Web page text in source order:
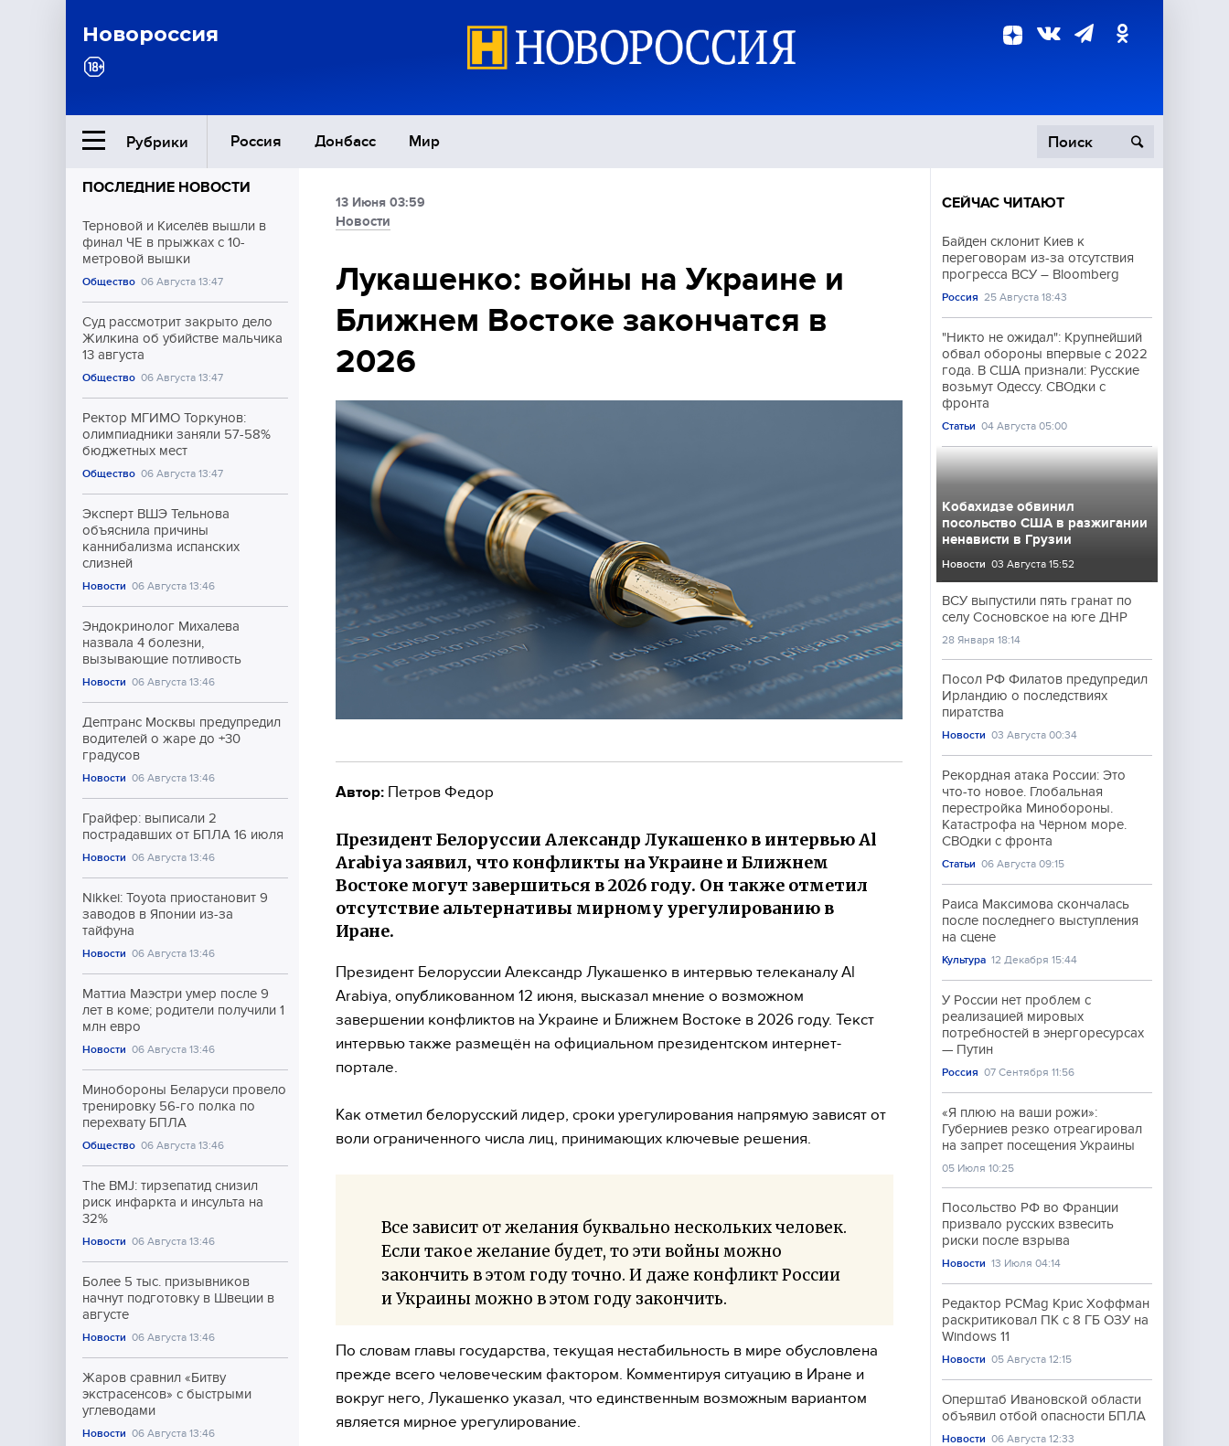
Новороссия
Рубрики Россия Донбасс Мир
Ближний Восток
Общество
Экономика
Происшествия
Культура
Спорт
ПОСЛЕДНИЕ НОВОСТИ
Терновой и Киселёв вышли в
финал ЧЕ в прыжках с 10-
метровой вышки
Общество 06 Августа 13:47
Суд рассмотрит закрыто дело
Жилкина об убийстве мальчика
13 августа
Общество 06 Августа 13:47
Ректор МГИМО Торкунов:
олимпиадники заняли 57-58%
бюджетных мест
Общество 06 Августа 13:47
Эксперт ВШЭ Тельнова
объяснила причины
каннибализма испанских
слизней
Новости 06 Августа 13:46
Эндокринолог Михалева
назвала 4 болезни,
вызывающие потливость
Новости 06 Августа 13:46
Дептранс Москвы предупредил
водителей о жаре до +30
градусов
Новости 06 Августа 13:46
Грайфер: выписали 2
пострадавших от БПЛА 16 июля
Новости 06 Августа 13:46
Nikkei: Toyota приостановит 9
заводов в Японии из-за
тайфуна
Новости 06 Августа 13:46
Маттиа Маэстри умер после 9
лет в коме; родители получили 1
млн евро
Новости 06 Августа 13:46
Минобороны Беларуси провело
тренировку 56-го полка по
перехвату БПЛА
Общество 06 Августа 13:46
The BMJ: тирзепатид снизил
риск инфаркта и инсульта на
32%
Новости 06 Августа 13:46
Более 5 тыс. призывников
начнут подготовку в Швеции в
августе
Новости 06 Августа 13:46
Жаров сравнил «Битву
экстрасенсов» с быстрыми
углеводами
Новости 06 Августа 13:46
13 Июня 03:59
Новости
Лукашенко: войны на Украине и
Ближнем Востоке закончатся в
2026
Автор: Петров Федор
Президент Белоруссии Александр Лукашенко в интервью Al
Arabiya заявил, что конфликты на Украине и Ближнем
Востоке могут завершиться в 2026 году. Он также отметил
отсутствие альтернативы мирному урегулированию в
Иране.
Президент Белоруссии Александр Лукашенко в интервью телеканалу Al
Arabiya, опубликованном 12 июня, высказал мнение о возможном
завершении конфликтов на Украине и Ближнем Востоке в 2026 году. Текст
интервью также размещён на официальном президентском интернет-
портале.
Как отметил белорусский лидер, сроки урегулирования напрямую зависят от
воли ограниченного числа лиц, принимающих ключевые решения.
Все зависит от желания буквально нескольких человек.
Если такое желание будет, то эти войны можно
закончить в этом году точно. И даже конфликт России
и Украины можно в этом году закончить.
По словам главы государства, текущая нестабильность в мире обусловлена
прежде всего человеческим фактором. Комментируя ситуацию в Иране и
вокруг него, Лукашенко указал, что единственным возможным вариантом
является мирное урегулирование.
СЕЙЧАС ЧИТАЮТ
Байден склонит Киев к
переговорам из-за отсутствия
прогресса ВСУ – Bloomberg
Россия 25 Августа 18:43
"Никто не ожидал": Крупнейший
обвал обороны впервые с 2022
года. В США признали: Русские
возьмут Одессу. СВОдки с
фронта
Статьи 04 Августа 05:00
Кобахидзе обвинил
посольство США в разжигании
ненависти в Грузии
Новости 03 Августа 15:52
ВСУ выпустили пять гранат по
селу Сосновское на юге ДНР
28 Января 18:14
Посол РФ Филатов предупредил
Ирландию о последствиях
пиратства
Новости 03 Августа 00:34
Рекордная атака России: Это
что-то новое. Глобальная
перестройка Минобороны.
Катастрофа на Чёрном море.
СВОдки с фронта
Статьи 06 Августа 09:15
Раиса Максимова скончалась
после последнего выступления
на сцене
Культура 12 Декабря 15:44
У России нет проблем с
реализацией мировых
потребностей в энергоресурсах
— Путин
Россия 07 Сентября 11:56
«Я плюю на ваши рожи»:
Губерниев резко отреагировал
на запрет посещения Украины
05 Июля 10:25
Посольство РФ во Франции
призвало русских взвесить
риски после взрыва
Новости 13 Июля 04:14
Редактор PCMag Крис Хоффман
раскритиковал ПК с 8 ГБ ОЗУ на
Windows 11
Новости 05 Августа 12:15
Оперштаб Ивановской области
объявил отбой опасности БПЛА
Новости 06 Августа 12:33